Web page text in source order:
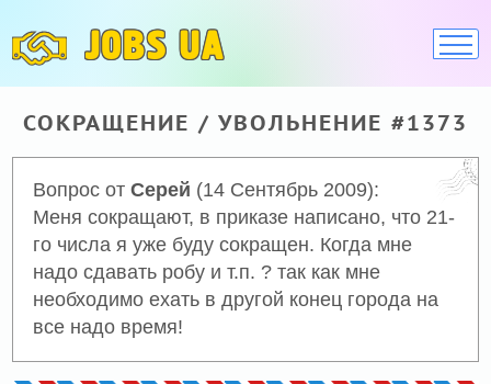
JOBS UA
СОКРАЩЕНИЕ / УВОЛЬНЕНИЕ #1373
Вопрос от Серей (14 Сентябрь 2009):
Меня сокращают, в приказе написано, что 21-
го числа я уже буду сокращен. Когда мне
надо сдавать робу и т.п. ? так как мне
необходимо ехать в другой конец города на
все надо время!